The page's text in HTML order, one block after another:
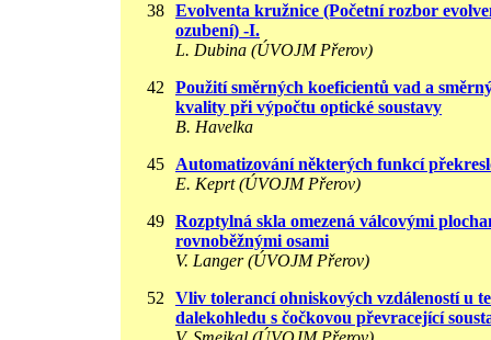
38 Evolventa kružnice (Početní rozbor
ozubení) -I.
L. Dubina (ÚVOJM Přerov)
42
Použití směrných koeficientů vad a
kvality při výpočtu optické soustavy
B. Havelka
45
Automatizování některých funkcí
E. Keprt (ÚVOJM Přerov)
49 Rozptylná skla omezená válcovými
rovnoběžnými osami
V. Langer (ÚVOJM Přerov)
52
Vliv tolerancí ohniskových vzdáleností u
dalekohledu s čočkovou převracející